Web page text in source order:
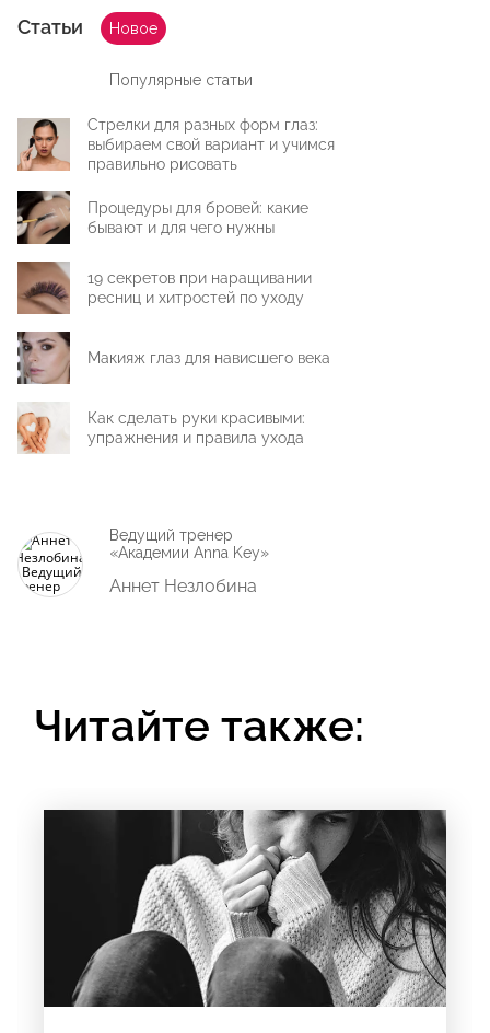
Статьи Новое
Популярные статьи
Стрелки для разных форм глаз:
выбираем свой вариант и учимся
правильно рисовать
Процедуры для бровей: какие
бывают и для чего нужны
19 секретов при наращивании
ресниц и хитростей по уходу
Макияж глаз для нависшего века
Как сделать руки красивыми:
упражнения и правила ухода
Ведущий тренер
«Академии Anna Key»
Аннет Незлобина
Читайте также: